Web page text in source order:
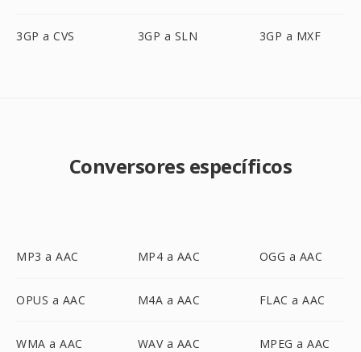
3GP a CVS 3GP a SLN 3GP a MXF
Conversores específicos
MP3 a AAC MP4 a AAC OGG a AAC
OPUS a AAC M4A a AAC FLAC a AAC
WMA a AAC WAV a AAC MPEG a AAC